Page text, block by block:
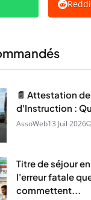
📄 Attestation
d'Instruction :
AssoWeb13 Juil 2026
Titre de séjour
l'erreur fatale
commettent...